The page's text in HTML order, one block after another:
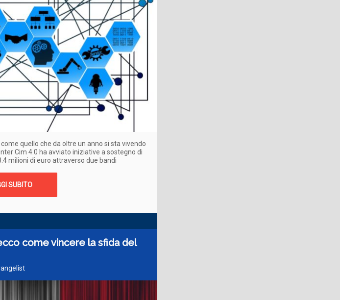
quello che da oltre un anno si sta vivendo
Cim 4.0 ha avviato iniziative a sostegno di
milioni di euro attraverso due bandi
SUBITO
come vincere la sfida del